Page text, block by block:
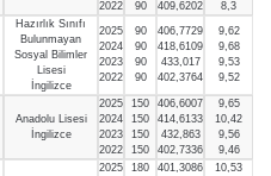
2022 90 409,6202 8,3
Hazırlık Sınıfı
Bulunmayan
Sosyal Bilimler
Lisesi
İngilizce
2025
2024
2023
2022
90
90
90
90
406,7729
418,6109
433,017
402,3764
9,62
9,68
9,53
9,52
Anadolu Lisesi
İngilizce
2025
2024
2023
2022
150
150
150
150
406,6007
414,6133
432,863
402,7336
9,65
10,42
9,56
9,46
2025
180
401,3086
10,53